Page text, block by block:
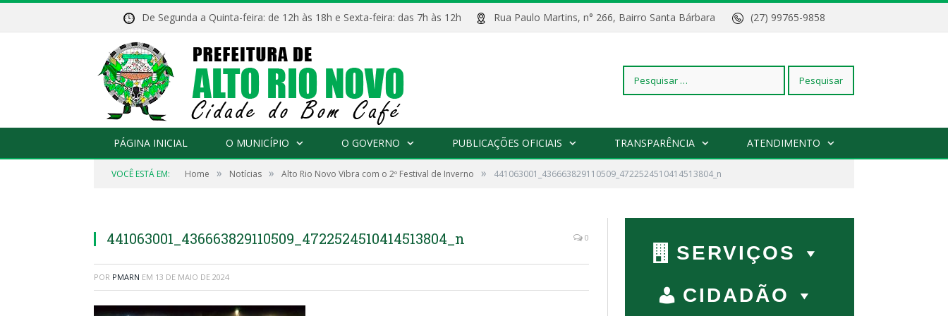
De Segunda a Quinta-feira: de 12h às 18h e Sexta-feira: das 7h às 12h Rua Paulo Martins, n° 266, Bairro Santa Bárbara (27) 99765-9858
Pesquisar
por:
PÁGINA INICIAL O MUNICÍPIO O GOVERNO PUBLICAÇÕES OFICIAIS TRANSPARÊNCIA ATENDIMENTO
VOCÊ ESTÁ EM: Home » Notícias » Alto Rio Novo Vibra com o 2º Festival de Inverno » 441063001_436663829110509_4722524510414513804_n
441063001_436663829110509_4722524510414513804_n 0
POR PMARN EM 13 DE MAIO DE 2024
SERVIÇOS
CIDADÃO